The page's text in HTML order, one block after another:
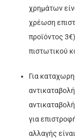
χρημάτων
χρέωση
προϊόντος
πιστωτικού
Για
για
αλλαγής είναι